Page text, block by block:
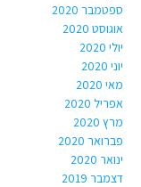
ספטמבר 2020
אוגוסט 2020
יולי 2020
יוני 2020
מאי 2020
אפריל 2020
מרץ 2020
פברואר 2020
ינואר 2020
דצמבר 2019